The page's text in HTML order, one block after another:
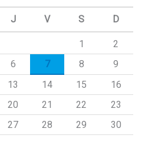
J V S D
1
2
6 7 8
9
13 14 15
16
20 21 22
23
27 28 29
30